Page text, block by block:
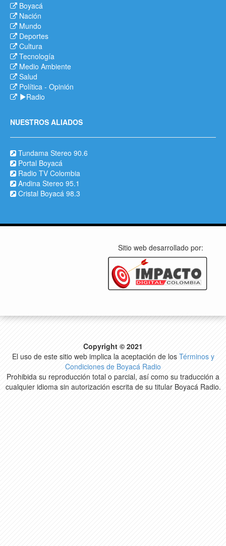
Boyacá
Nación
Mundo
Deportes
Cultura
Tecnología
Medio Ambiente
Salud
Política - Opinión
Radio
NUESTROS ALIADOS
Tundama Stereo 90.6
Portal Boyacá
Radio TV Colombia
Andina Stereo 95.1
Cristal Boyacá 98.3
Sitio web desarrollado por:
Copyright © 2021
El uso de este sitio web implica la aceptación de los Términos y
Condiciones de Boyacá Radio
Prohibida su reproducción total o parcial, así como su traducción a
cualquier idioma sin autorización escrita de su titular Boyacá Radio.